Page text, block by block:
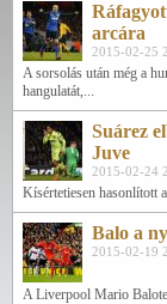
arcára
2015-02-25
A sorsolás után még a
hangulatát,...
Suárez
Juve
2015-02-24
Kísértetiesen hasonlított
Balo a
2015-02-19
A Liverpool Mario